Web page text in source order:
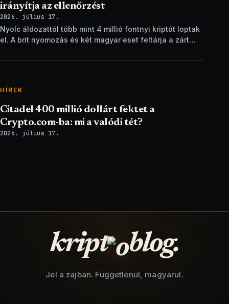
irányítja az ellenőrzést
2026. július 17.
Nyolc áldozattól több mint 4 millió fontnyi kriptót loptak
el. A brit nyomozás és két magyar eset feltárja a zárt
HÍREK
Citadel 400 millió dollárt fektet a
Crypto.com-ba: mi a valódi tét?
2026. július 17.
kript blog.
Jel a zajban. Függetlenül, magyarul.